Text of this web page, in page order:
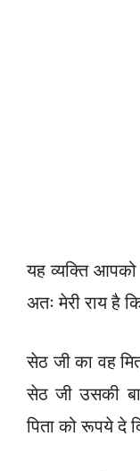
यह व्यक्ति
अतः मेरी राय है
सेठ जी का वह
सेठ जी उसकी
पिता को रूपये दे